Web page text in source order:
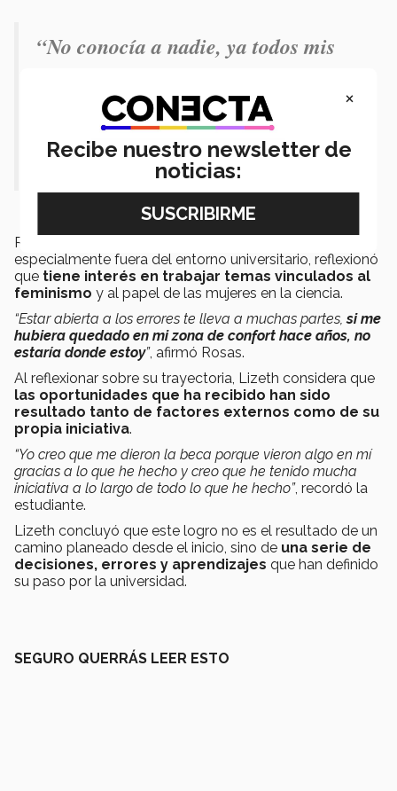
“No conocía a nadie, ya todos mis
entonces pensé que tenía que
empezar a hacer cosas nuevas" -.
Lizeth Rosas.
Rosas plantea ahora nuevos proyectos personales,
especialmente fuera del entorno universitario, reflexionó
que tiene interés en trabajar temas vinculados al
feminismo y al papel de las mujeres en la ciencia.
“Estar abierta a los errores te lleva a muchas partes,si me
hubiera quedado en mi zona de confort hace años, no
estaría donde estoy”, afirmó Rosas.
Al reflexionar sobre su trayectoria, Lizeth considera que
las oportunidades que ha recibido han sido
resultado tanto de factores externos como de su
propia iniciativa.
“Yo creo que me dieron la beca porque vieron algo en mí
gracias a lo que he hecho y creo que he tenido mucha
iniciativa a lo largo de todo lo que he hecho”, recordó la
estudiante.
Lizeth concluyó que este logro no es el resultado de un
camino planeado desde el inicio, sino de una serie de
decisiones, errores y aprendizajes que han definido
su paso por la universidad.
SEGURO QUERRÁS LEER ESTO
×
Recibe nuestro newsletter de
noticias: